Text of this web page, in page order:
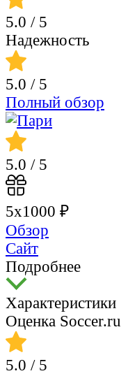
5.0 / 5
Надежность
5.0 / 5
Полный обзор
5.0 / 5
5х1000 ₽
Обзор
Сайт
Подробнее
Характеристики
Оценка Soccer.ru
5.0 / 5